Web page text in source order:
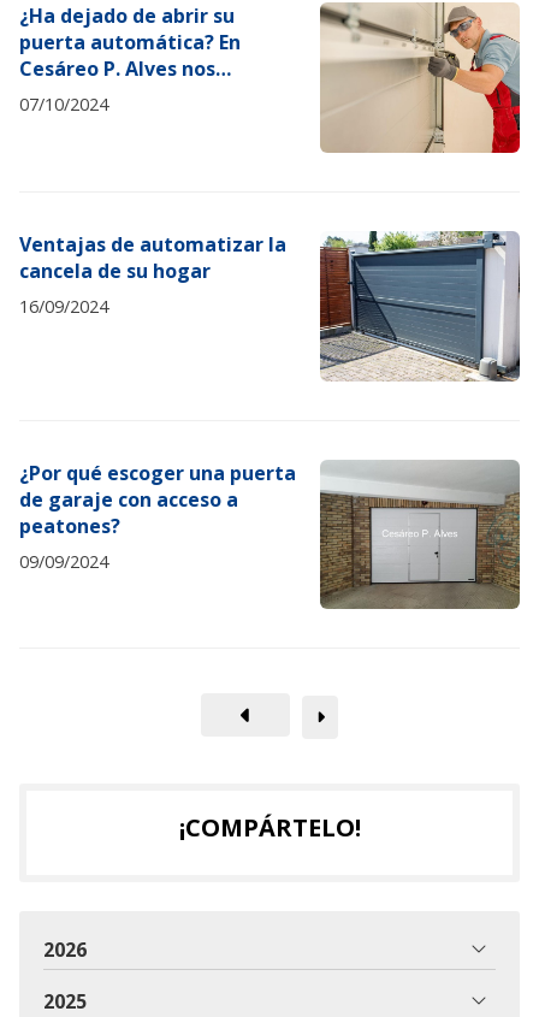
¿Ha dejado de abrir su
puerta automática? En
Cesáreo P. Alves nos
ocupamos
07/10/2024
Ventajas de automatizar la
cancela de su hogar
16/09/2024
¿Por qué escoger una puerta
de garaje con acceso a
peatones?
09/09/2024
¡COMPÁRTELO!
2026
2025